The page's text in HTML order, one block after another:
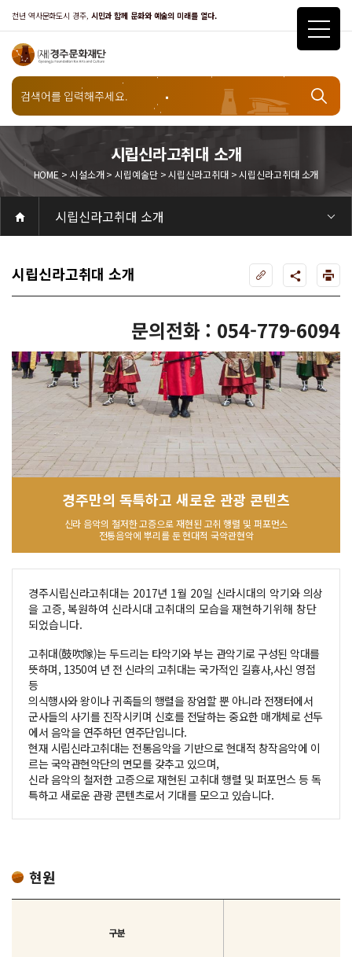
천년 역사문화도시 경주, 시민과 함께 문화와 예술의 미래를 열다.
시립신라고취대 소개
HOME > 시설소개 > 시립예술단 > 시립신라고취대 > 시립신라고취대 소개
시설소개
시립신라고취대
시립신라고취대 소개
공연
공연일정
객석안내
화랑홀
화랑홀 2층
화랑홀 3층
원화홀
티켓안내
티켓안내
티켓예매
티켓수령
할인규정
취소·환불규정
문화나눔티켓
공연예절·서비스
공연장 관람예절
공연장 편의서비스
전시
전시일정
현재전시
예정전시
지난전시
전시연계교육신청
알천미술관소장품
전시예절·서비스
미술관 관람예절
미술관 편의서비스
아카데미
교육일정
문화행사
행사일정
행사소개
경주 대릉원돌담길 축제
국제경주역사문화포럼
금속공예관
경주 e스포츠 페스티벌
돗자리피크닉
국제경주역사문화포럼
교촌문화공연 신라오기
신라문화제
국제뮤직페스티벌
경주문화관1918
교촌버스킹
지역예술인 지원사업
봉황대 뮤직스퀘어
경주국악여행
제야의 종 타종식
한수원아트페스티벌
한복문화주간
동아시아 문화도시
MyK FESTA in 경주
경주시 관광기념품 공모전
뉴스
갤러리
대관
대관공고·절차
경주예술의전당
경주문화관1918
대관운영조례
운영조례
경주예술의전당
운영규칙
공연장 및 부대시설
알천미술관
경주문화관1918
사용료
경주예술의전당
경주문화관1918
대관신청
경주예술의전당
경주문화관1918
시설소개
경주예술의전당
시설소개
공연장
화랑홀
원화홀
알천미술관
기타시설
경주문화관1918
시립예술단
시립극단
시립극단 소개
단원현황
시립합창단
시립합창단 소개
단원현황
시립신라고취대
시립신라고취대 소개
단원현황
연간일정
열린마당
공지사항
공지사항
입찰정보
채용정보
자료실
홍보·보도자료
서식·매뉴얼
웹진
Q&A
FAQ
가입 및 정보
공연
전시
아카데미
대관
기타
질문과답변
우수고객
회원안내 · 혜택
우수고객
경주문화재단
인사말
재단소개
비전전략
사업안내
연혁
재단CI
조직도
ESG 윤리·경영
ESG경영 선언문
인권경영선언문
임직원행동강령
문화서비스윤리헌장
통합신고센터
경영공시
경영목표 예산서 운영계획
결산서
임원 및 운영인력 현황 인건비 예산 집행현황
경영실적
외부기관 감사
기타공시
계약현황
기부금현황
업무추진비 복리후생비 내역
오시는길
경주예술의전당
경주문화관1918
신라금속공예관
시립신라고취대 소개
문의전화 : 054-779-6094
경주만의 독특하고 새로운 관광 콘텐츠
신라 음악의 철저한 고증으로 재현된 고취 행렬 및 퍼포먼스
전통음악에 뿌리를 둔 현대적 국악관현악
경주시립신라고취대는 2017년 1월 20일 신라시대의 악기와 의상
을 고증, 복원하여 신라시대 고취대의 모습을 재현하기위해 창단
되었습니다.
고취대(鼓吹隊)는 두드리는 타악기와 부는 관악기로 구성된 악대를
뜻하며, 1350여 년 전 신라의 고취대는 국가적인 길흉사,사신 영접
등
의식행사와 왕이나 귀족들의 행렬을 장엄할 뿐 아니라 전쟁터에서
군사들의 사기를 진작시키며 신호를 전달하는 중요한 매개체로 선두
에서 음악을 연주하던 연주단입니다.
현재 시립신라고취대는 전통음악을 기반으로 현대적 창작음악에 이
르는 국악관현악단의 면모를 갖추고 있으며,
신라 음악의 철저한 고증으로 재현된 고취대 행렬 및 퍼포먼스 등 독
특하고 새로운 관광 콘텐츠로서 기대를 모으고 있습니다.
현원
구분